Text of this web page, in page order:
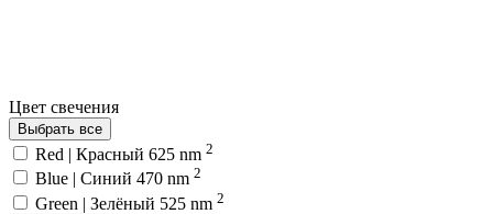
Цвет свечения
Выбрать все
Red | Красный 625 nm 2
Blue | Синий 470 nm 2
Green | Зелёный 525 nm 2